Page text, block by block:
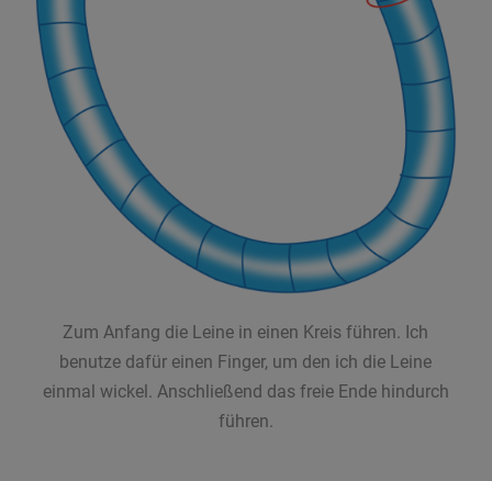
Zum Anfang die Leine in einen Kreis führen. Ich
benutze dafür einen Finger, um den ich die Leine
einmal wickel. Anschließend das freie Ende hindurch
führen.